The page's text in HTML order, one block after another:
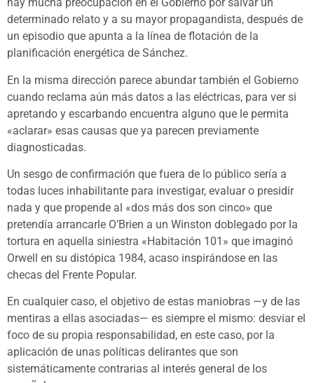
determinado relato y a su mayor propagandista, después de
un episodio que apunta a la línea de flotación de la
planificación energética de Sánchez.
En la misma dirección parece abundar también el Gobierno
cuando reclama aún más datos a las eléctricas, para ver si
apretando y escarbando encuentra alguno que le permita
«aclarar» esas causas que ya parecen previamente
diagnosticadas.
Un sesgo de confirmación que fuera de lo público sería a
todas luces inhabilitante para investigar, evaluar o presidir
nada y que propende al «dos más dos son cinco» que
pretendía arrancarle O’Brien a un Winston doblegado por la
tortura en aquella siniestra «Habitación 101» que imaginó
Orwell en su distópica 1984, acaso inspirándose en las
checas del Frente Popular.
En cualquier caso, el objetivo de estas maniobras —y de las
mentiras a ellas asociadas— es siempre el mismo: desviar el
foco de su propia responsabilidad, en este caso, por la
aplicación de unas políticas delirantes que son
sistemáticamente contrarias al interés general de los